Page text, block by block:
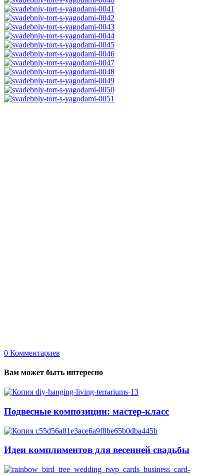
0 Комментариев
Вам может быть интересно
Подвесные композиции: мастер-класс
Идеи комплиментов для весенней свадьбы